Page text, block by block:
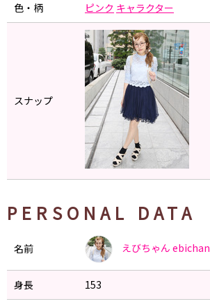
色・柄 ピンク キャラクター
スナップ
PERSONAL DATA
名前 えびちゃん ebichan
身長 153